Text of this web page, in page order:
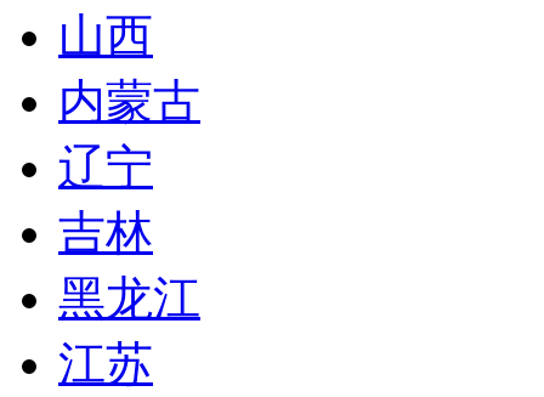
山西
内蒙古
辽宁
吉林
黑龙江
江苏